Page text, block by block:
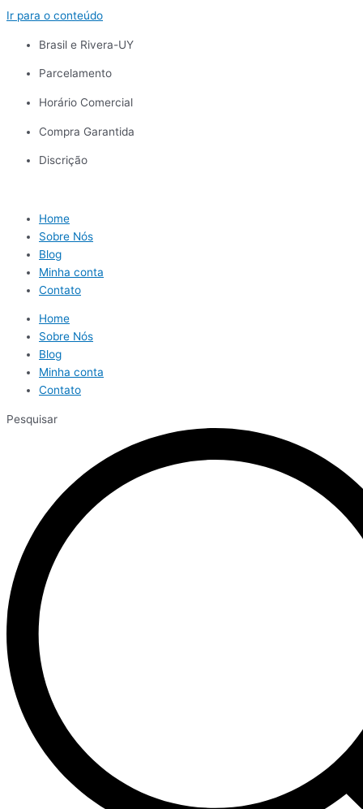
Ir para o conteúdo
Brasil e Rivera-UY
Parcelamento
Horário Comercial
Compra Garantida
Discrição
Home
Sobre Nós
Blog
Minha conta
Contato
Home
Sobre Nós
Blog
Minha conta
Contato
Pesquisar